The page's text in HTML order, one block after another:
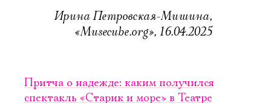
Ирина Петровская-Мишина,
«Musecube.org», 16.04.2025
Притча о надежде: каким получился
спектакль «Старик и море» в Театре